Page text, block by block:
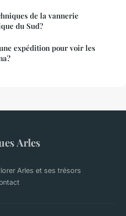
de la vannerie
du Sud?
expédition pour voir les
Arles
Arles et ses trésors